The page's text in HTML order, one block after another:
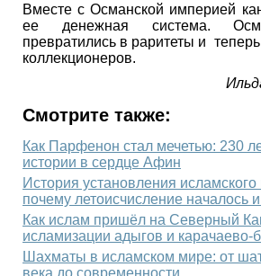
Вместе с Османской империей
ее денежная система.
превратились в раритеты и
коллекционеров.
Смотрите также:
Как Парфенон стал мечетью: 230
истории в сердце Афин
История установления исламского
почему летоисчисление началось
Как ислам пришёл на Северный
исламизации адыгов и
Шахматы в исламском мире: от
века до современности